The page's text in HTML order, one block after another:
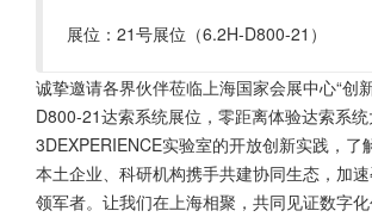
展位：21号展位（6.2H-D800-21）
诚挚邀请各界伙伴莅临上海国家会展中心“创
D800-21达索系统展位，零距离体验达索系
3DEXPERIENCE实验室的开放创新实践，了
本土企业、科研机构携手共建协同生态，加
领军者。让我们在上海相聚，共同见证数字